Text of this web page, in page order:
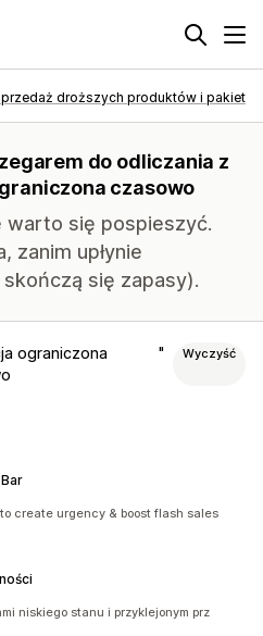
droższych produktów i
do odliczania z
czasowo
warto się pospieszyć.
zanim upłynie
się zapasy).
ograniczona
Wyczyść
create urgency & boost flash sales
niskiego stanu i przyklejonym prz